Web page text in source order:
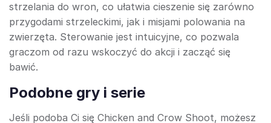
strzelania do wron, co ułatwia cieszenie się zarówno
przygodami strzeleckimi, jak i misjami polowania na
zwierzęta. Sterowanie jest intuicyjne, co pozwala
graczom od razu wskoczyć do akcji i zacząć się
bawić.
Podobne gry i serie
Jeśli podoba Ci się Chicken and Crow Shoot, możesz